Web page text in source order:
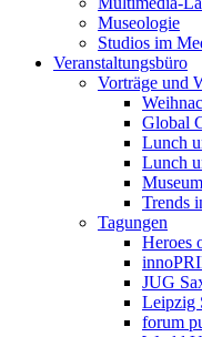
Museologie
Studios im
Veranstaltungsbüro
Vorträge und
Global
Lunch
Lunch
Trends
Tagungen
Heroes
JUG
Leipzig
forum